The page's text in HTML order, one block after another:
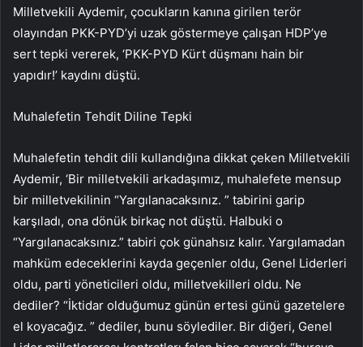
Milletvekili Aydemir, çocukların kanına girilen terör
olayından PKK-PYD’yi uzak göstermeye çalışan HDP’ye
sert tepki vererek, ‘PKK-PYD Kürt düşmanı hain bir
yapıdır!’ kaydını düştü.
Muhalefetin Tehdit Diline Tepki
Muhalefetin tehdit dili kullandığına dikkat çeken Milletvekili
Aydemir, ‘Bir milletvekili arkadaşımız, muhalefete mensup
bir milletvekilinin “Yargılanacaksınız. ” tabirini garip
karşıladı, ona dönük birkaç not düştü. Halbuki o
“Yargılanacaksınız.” tabiri çok günahsız kalır. Yargılamadan
mahküm edeceklerini kayda geçenler oldu, Genel Liderleri
oldu, parti yöneticileri oldu, milletvekilleri oldu. Ne
dediler? “İktidar olduğumuz günün ertesi günü gazetelere
el koyacağız. ” dediler, bunu söylediler. Bir diğeri, Genel